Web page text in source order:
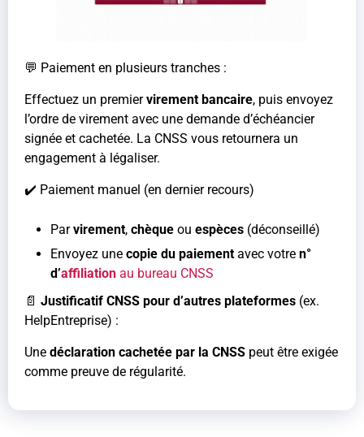
💬 Paiement en plusieurs tranches :
Effectuez un premiervirement bancaire, puis envoyez
l’ordre de virement avec une demande d’échéancier
signée et cachetée. La CNSS vous retournera un
engagement à légaliser.
✔️ Paiement manuel (en dernier recours)
Parvirement, chèque ou espèces (déconseillé)
Envoyez une copie du paiement avec votre n°
d’affiliation au bureau CNSS
📄 Justificatif CNSS pour d’autres plateformes (ex.
HelpEntreprise) :
Une déclaration cachetée par la CNSS peut être exigée
comme preuve de régularité.